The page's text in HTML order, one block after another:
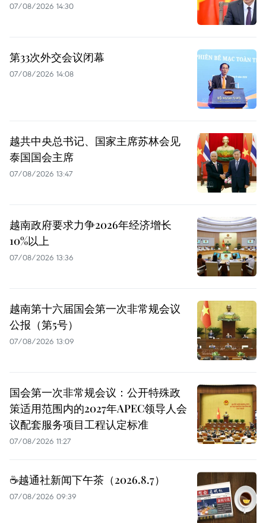
07/08/2026 14:30
第33次外交会议闭幕
07/08/2026 14:08
越共中央总书记、国家主席苏林会见
泰国国会主席
07/08/2026 13:47
越南政府要求力争2026年经济增长
10%以上
07/08/2026 13:36
越南第十六届国会第一次非常规会议
公报（第5号）
07/08/2026 13:09
国会第一次非常规会议：公开特殊政
策适用范围内的2027年APEC领导人会
议配套服务项目工程认定标准
07/08/2026 11:27
☕️越通社新闻下午茶（2026.8.7）
07/08/2026 09:39